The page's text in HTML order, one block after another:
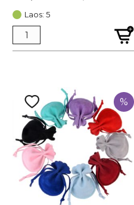
hind
oli:
€ 0,79.
price
is:
€ 0,59.
Laos: 5
%